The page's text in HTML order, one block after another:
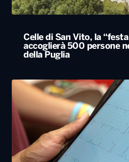
Celle di San Vito, la
accoglierà 500 persone
della Puglia